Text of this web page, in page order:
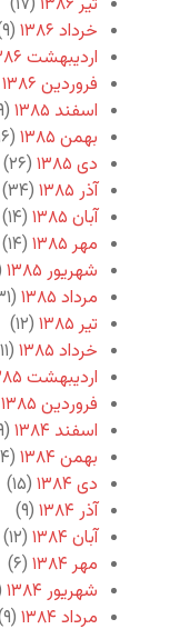
خرداد ۱۳۸۶
(۹)
اردیبهشت ۱۳۸۶
فروردین ۱۳۸۶
اسفند ۱۳۸۵
(۲۹)
بهمن ۱۳۸۵
(۱۶)
دی ۱۳۸۵
(۲۶)
آذر ۱۳۸۵
(۳۴)
آبان ۱۳۸۵
(۱۴)
مهر ۱۳۸۵
(۱۴)
شهریور ۱۳۸۵
مرداد ۱۳۸۵
(۳۱)
تیر ۱۳۸۵
(۱۲)
خرداد ۱۳۸۵
(۱۱)
اردیبهشت ۱۳۸۵
فروردین ۱۳۸۵
اسفند ۱۳۸۴
(۹)
بهمن ۱۳۸۴
(۱۴)
دی ۱۳۸۴
(۱۵)
آذر ۱۳۸۴
(۹)
آبان ۱۳۸۴
(۱۲)
مهر ۱۳۸۴
(۶)
شهریور ۱۳۸۴
مرداد ۱۳۸۴
(۹)